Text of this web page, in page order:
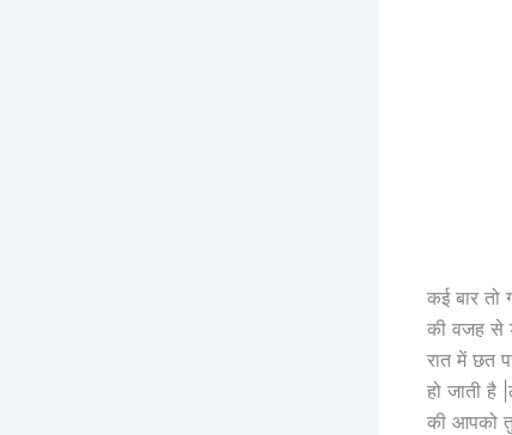
कई बार तो
की वजह से
रात में छत
हो जाती
की आपको